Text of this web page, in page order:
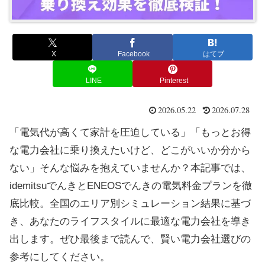
X Facebook はてブ
LINE Pinterest
2026.05.22
2026.07.28
「電気代が高くて家計を圧迫している」「もっとお得
な電力会社に乗り換えたいけど、どこがいいか分から
ない」そんな悩みを抱えていませんか？本記事では、
idemitsuでんきとENEOSでんきの電気料金プランを徹
底比較。全国のエリア別シミュレーション結果に基づ
き、あなたのライフスタイルに最適な電力会社を導き
出します。ぜひ最後まで読んで、賢い電力会社選びの
参考にしてください。